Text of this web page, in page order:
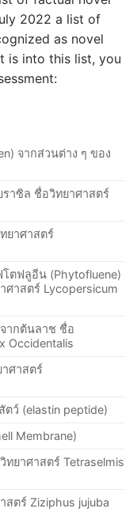
2022 a list of
as novel
is into this list, you
จากส่วนต่าง ๆ ของ
าซิล ชื่อวิทยาศาสตร์
ยาศาสตร์
ตฟลูอีน (Phytofluene)
ศาสตร์ Lycopersicum
ากต้นลาช ชื่อ
Occidentalis
าศาสตร์
ตว์ (elastin peptide)
Membrane)
ทยาศาสตร์ Tetraselmis
สตร์ Ziziphus jujuba